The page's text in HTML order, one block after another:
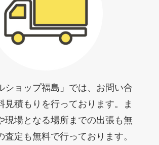
ショップ福島」では、お問い合
見積もりを行っております。ま
現場となる場所までの出張も無
査定も無料で行っております。